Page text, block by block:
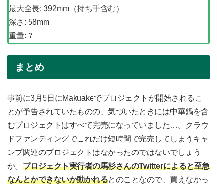
最大全長: 392mm（持ち手含む）
深さ: 58mm
重量: ?
まとめ
事前に3月5日にMakuakeでプロジェクトが開始されるこ
とが予告されていたものの、気づいたときには中華鍋を含
むプロジェクトはすべて完売になっていました…。クラウ
ドファンディングでこれだけ短時間で完売してしまうキャ
ンプ関連のプロジェクトはなかったのではないでしょう
か。 プロジェクト実行者の馬杉さんのTwitterによると至急
なんとかできないか動かれるとのことなので、買えなかっ